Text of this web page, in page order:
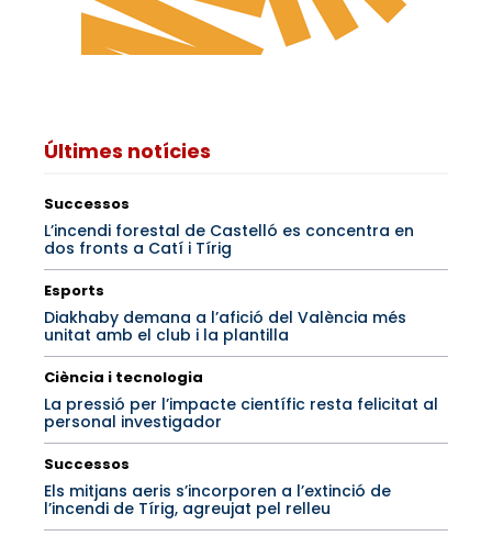
Últimes notícies
Successos
L’incendi forestal de Castelló es concentra en
dos fronts a Catí i Tírig
Esports
Diakhaby demana a l’afició del València més
unitat amb el club i la plantilla
Ciència i tecnologia
La pressió per l’impacte científic resta felicitat al
personal investigador
Successos
Els mitjans aeris s’incorporen a l’extinció de
l’incendi de Tírig, agreujat pel relleu